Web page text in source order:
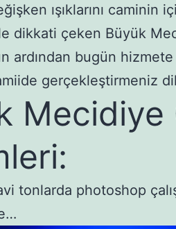
ışıklarını caminin
dikkati çeken Büyük
ardından bugün hizmete
gerçekleştirmeniz
Mecidiye
tonlarda photoshop